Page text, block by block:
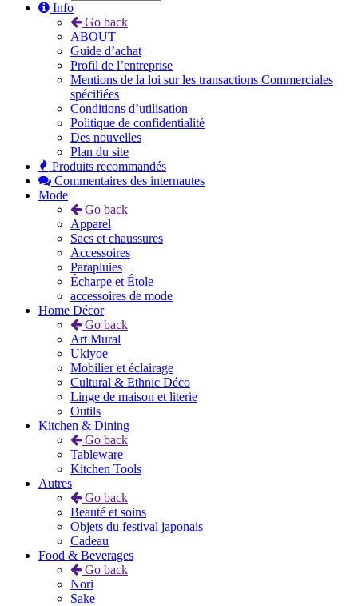
Info
Go back
ABOUT
Guide d’achat
Profil de l’entreprise
Mentions de la loi sur les transactions Commerciales
spécifiées
Conditions d’utilisation
Politique de confidentialité
Des nouvelles
Plan du site
Produits recommandés
Commentaires des internautes
Mode
Go back
Apparel
Sacs et chaussures
Accessoires
Parapluies
Écharpe et Étole
accessoires de mode
Home Décor
Go back
Art Mural
Ukiyoe
Mobilier et éclairage
Cultural & Ethnic Déco
Linge de maison et literie
Outils
Kitchen & Dining
Go back
Tableware
Kitchen Tools
Autres
Go back
Beauté et soins
Objets du festival japonais
Cadeau
Food & Beverages
Go back
Nori
Sake